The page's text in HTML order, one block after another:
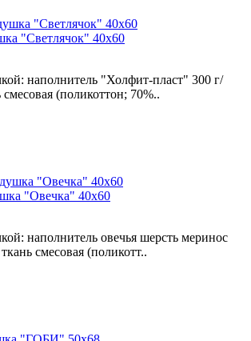
"Светлячок" 40х60
наполнитель "Холфит-пласт" 300 г/
(поликоттон; 70%..
"Овечка" 40х60
наполнитель овечья шерсть меринос
смесовая (поликотт..